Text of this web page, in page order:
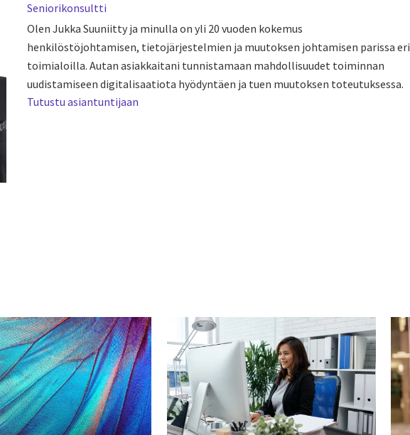
Seniorikonsultti
Olen Jukka Suuniitty ja minulla on yli 20 vuoden kokemus
henkilöstöjohtamisen, tietojärjestelmien ja muutoksen johtamisen parissa eri
toimialoilla. Autan asiakkaitani tunnistamaan mahdollisuudet toiminnan
uudistamiseen digitalisaatiota hyödyntäen ja tuen muutoksen toteutuksessa.
Tutustu asiantuntijaan